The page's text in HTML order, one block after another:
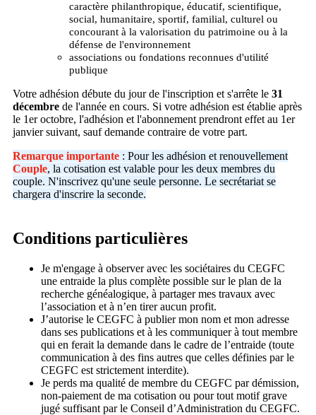
caractère philanthropique, éducatif, scientifique,
social, humanitaire, sportif, familial, culturel ou
concourant à la valorisation du patrimoine ou à la
défense de l'environnement
associations ou fondations reconnues d'utilité
publique
Votre adhésion débute du jour de l'inscription et s'arrête le 31
décembre de l'année en cours. Si votre adhésion est établie après
le 1er octobre, l'adhésion et l'abonnement prendront effet au 1er
janvier suivant, sauf demande contraire de votre part.
Remarque importante : Pour les adhésion et renouvellement
Couple, la cotisation est valable pour les deux membres du
couple. N'inscrivez qu'une seule personne. Le secrétariat se
chargera d'inscrire la seconde.
Conditions particulières
Je m'engage à observer avec les sociétaires du CEGFC
une entraide la plus complète possible sur le plan de la
recherche généalogique, à partager mes travaux avec
l’association et à n’en tirer aucun profit.
J’autorise le CEGFC à publier mon nom et mon adresse
dans ses publications et à les communiquer à tout membre
qui en ferait la demande dans le cadre de l’entraide (toute
communication à des fins autres que celles définies par le
CEGFC est strictement interdite).
Je perds ma qualité de membre du CEGFC par démission,
non-paiement de ma cotisation ou pour tout motif grave
jugé suffisant par le Conseil d’Administration du CEGFC.